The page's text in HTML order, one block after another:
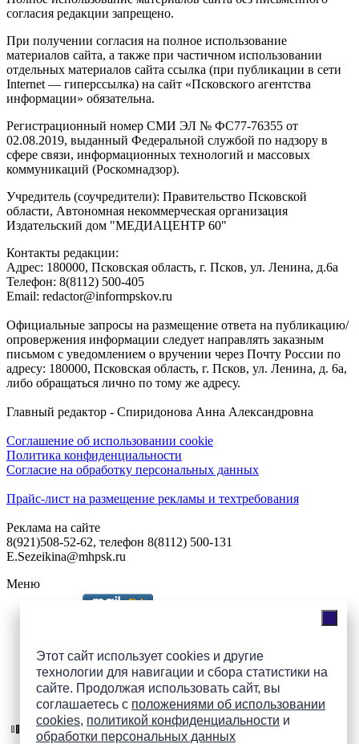
Этот сайт использует cookies и другие
технологии для навигации и сбора статистики на
сайте. Продолжая использовать сайт, вы
соглашаетесь с положениями об использовании
cookies, политикой конфиденциальности и
обработки персональных данных
согласия редакции запрещено.
При получении согласия на полное использование
материалов сайта, а также при частичном использовании
отдельных материалов сайта ссылка (при публикации в сети
Internet — гиперссылка) на сайт «Псковского агентства
информации» обязательна.
Регистрационный номер СМИ ЭЛ № ФС77-76355 от
02.08.2019, выданный Федеральной службой по надзору в
сфере связи, информационных технологий и массовых
коммуникаций (Роскомнадзор).
Учредитель (соучредители): Правительство Псковской
области, Автономная некоммерческая организация
Издательский дом "МЕДИАЦЕНТР 60"
Контакты редакции:
Адреc: 180000, Псковская область, г. Псков, ул. Ленина, д.6а
Телефон: 8(8112) 500-405
Email: redactor@informpskov.ru
Официальные запросы на размещение ответа на публикацию/
опровержения информации следует направлять заказным
письмом с уведомлением о вручении через Почту России по
адресу: 180000, Псковская область, г. Псков, ул. Ленина, д. 6а,
либо обращаться лично по тому же адресу.
Главный редактор - Спиридонова Анна Александровна
Соглашение об использовании cookie
Политика конфиденциальности
Согласие на обработку персональных данных
Прайс-лист на размещение рекламы и техтребования
Реклама на сайте
8(921)508-52-62, телефон 8(8112) 500-131
E.Sezeikina@mhpsk.ru
Меню
Подпишись на группы
ПАИ в соцсетях!